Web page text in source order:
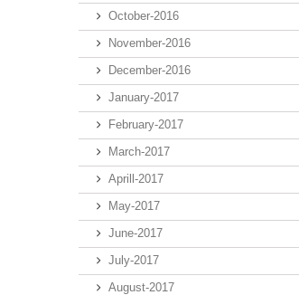
October-2016
November-2016
December-2016
January-2017
February-2017
March-2017
Aprill-2017
May-2017
June-2017
July-2017
August-2017